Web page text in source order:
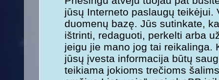
jūsų Interneto paslaugų
duomenų bazę. Jūs sutinkate,
ištrinti, redaguoti, perkelti arba
jeigu jie mano jog tai reikalinga.
jūsų įvesta informacija būtų
teikiama jokioms trečioms